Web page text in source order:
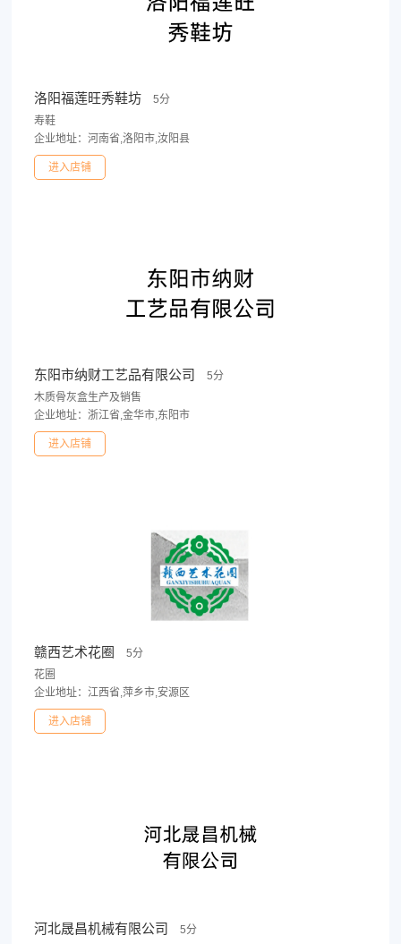
洛阳福莲旺秀鞋坊
5分
寿鞋
企业地址：河南省,洛阳市,汝阳县
进入店铺
东阳市纳财工艺品有限公司
5分
木质骨灰盒生产及销售
企业地址：浙江省,金华市,东阳市
进入店铺
赣西艺术花圈
5分
花圈
企业地址：江西省,萍乡市,安源区
进入店铺
河北晟昌机械有限公司
5分